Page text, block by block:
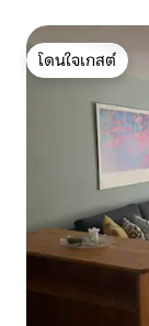
โดนใจเกสต์
โดนใจเกสต์